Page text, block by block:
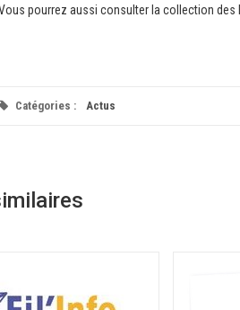
pourrez aussi consulter la collection des
Catégories : Actus